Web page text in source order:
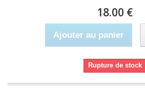
18.00 €
Ajouter au panier
Rupture de stock